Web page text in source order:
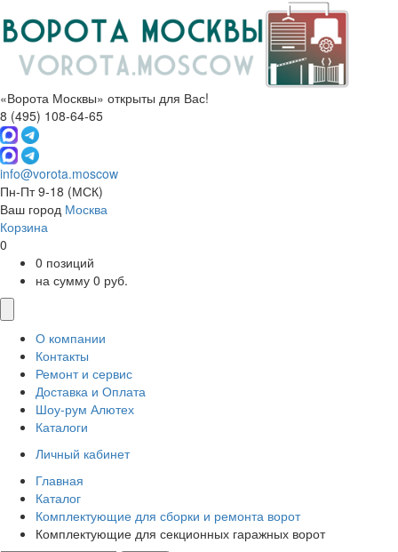
«Ворота Москвы» открыты для Вас!
8 (495) 108-64-65
info@vorota.moscow
Пн-Пт 9-18 (МСК)
Ваш город Москва
Корзина
0
0 позиций
на сумму 0 руб.
О компании
Контакты
Ремонт и сервис
Доставка и Оплата
Шоу-рум Алютех
Каталоги
Личный кабинет
Главная
Каталог
Комплектующие для сборки и ремонта ворот
Комплектующие для секционных гаражных ворот